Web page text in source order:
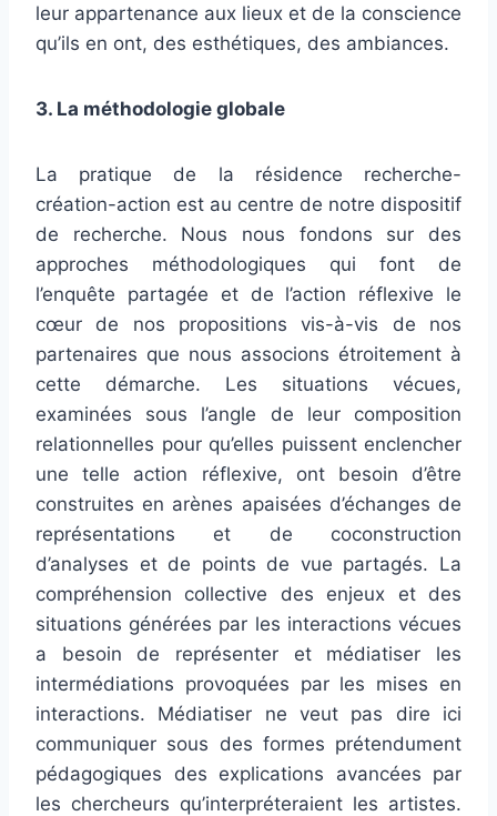
leur appartenance aux lieux et de la conscience
qu’ils en ont, des esthétiques, des ambiances.
3. La méthodologie globale
La pratique de la résidence recherche-
création-action est au centre de notre dispositif
de recherche. Nous nous fondons sur des
approches méthodologiques qui font de
l’enquête partagée et de l’action réflexive le
cœur de nos propositions vis-à-vis de nos
partenaires que nous associons étroitement à
cette démarche. Les situations vécues,
examinées sous l’angle de leur composition
relationnelles pour qu’elles puissent enclencher
une telle action réflexive, ont besoin d’être
construites en arènes apaisées d’échanges de
représentations et de coconstruction
d’analyses et de points de vue partagés. La
compréhension collective des enjeux et des
situations générées par les interactions vécues
a besoin de représenter et médiatiser les
intermédiations provoquées par les mises en
interactions. Médiatiser ne veut pas dire ici
communiquer sous des formes prétendument
pédagogiques des explications avancées par
les chercheurs qu’interpréteraient les artistes.